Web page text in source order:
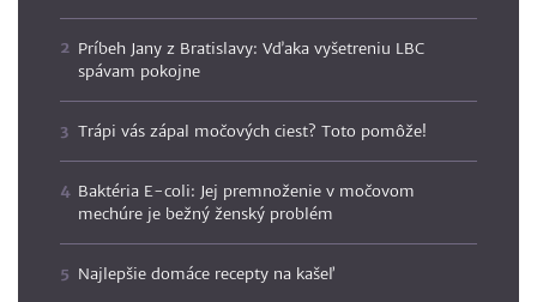
Príbeh Jany z Bratislavy: Vďaka vyšetreniu LBC
spávam pokojne
Trápi vás zápal močových ciest? Toto pomôže!
Baktéria E-coli: Jej premnoženie v močovom
mechúre je bežný ženský problém
Najlepšie domáce recepty na kašeľ